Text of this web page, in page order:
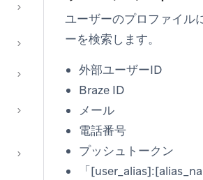
ユーザーのプロファイル
ーを検索します。
外部ユーザーID
Braze ID
メール
電話番号
プッシュトークン
「